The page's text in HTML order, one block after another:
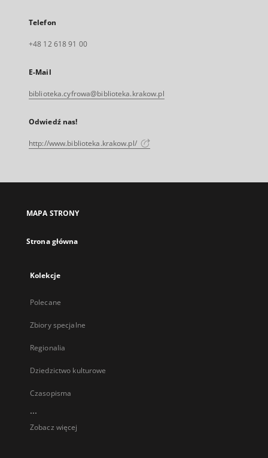
Telefon
+48 12 618 91 00
E-Mail
biblioteka.cyfrowa@biblioteka.krakow.pl
Odwiedź nas!
http://www.biblioteka.krakow.pl/
MAPA STRONY
Strona główna
Kolekcje
Polecane
Zbiory specjalne
Regionalia
Dziedzictwo kulturowe
Czasopisma
...
Zobacz więcej